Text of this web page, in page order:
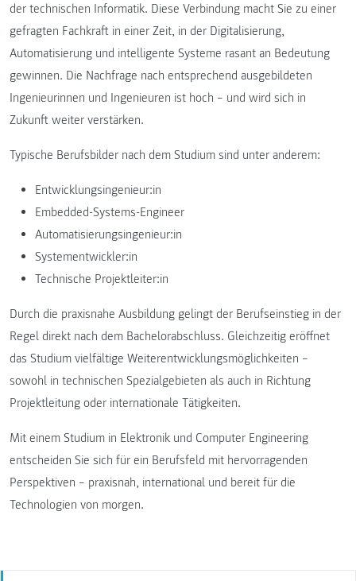
der technischen Informatik. Diese Verbindung macht Sie zu einer
gefragten Fachkraft in einer Zeit, in der Digitalisierung,
Automatisierung und intelligente Systeme rasant an Bedeutung
gewinnen. Die Nachfrage nach entsprechend ausgebildeten
Ingenieurinnen und Ingenieuren ist hoch – und wird sich in
Zukunft weiter verstärken.
Typische Berufsbilder nach dem Studium sind unter anderem:
Entwicklungsingenieur:in
Embedded-Systems-Engineer
Automatisierungsingenieur:in
Systementwickler:in
Technische Projektleiter:in
Durch die praxisnahe Ausbildung gelingt der Berufseinstieg in der
Regel direkt nach dem Bachelorabschluss. Gleichzeitig eröffnet
das Studium vielfältige Weiterentwicklungsmöglichkeiten –
sowohl in technischen Spezialgebieten als auch in Richtung
Projektleitung oder internationale Tätigkeiten.
Mit einem Studium in Elektronik und Computer Engineering
entscheiden Sie sich für ein Berufsfeld mit hervorragenden
Perspektiven – praxisnah, international und bereit für die
Technologien von morgen.